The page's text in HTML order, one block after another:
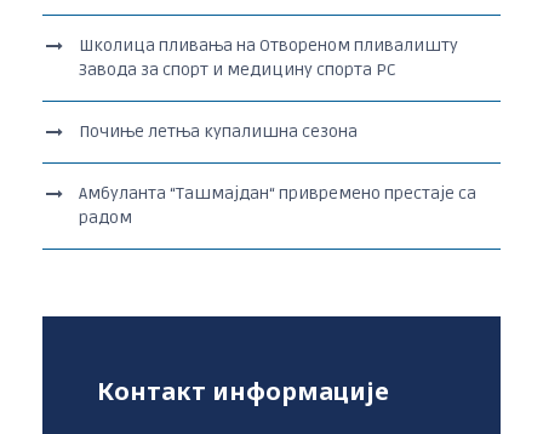
Школица пливања на Отвореном пливалишту
Завода за спорт и медицину спорта РС
Почиње летња купалишна сезона
Амбуланта “Ташмајдан“ привремено престаје са
радом
Контакт информације